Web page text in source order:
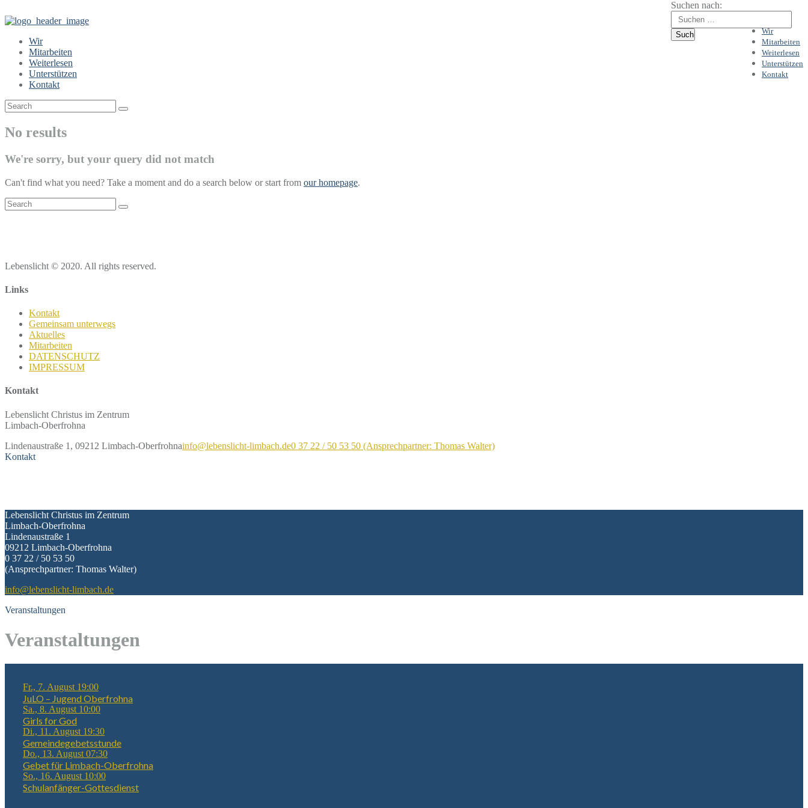
Wir
Mitarbeiten
Weiterlesen
Unterstützen
Kontakt
Suchen nach:
Wir
Mitarbeiten
Weiterlesen
Unterstützen
Kontakt
No results
We're sorry, but your query did not match
Can't find what you need? Take a moment and do a search below or start from our homepage.
Lebenslicht © 2020. All rights reserved.
Links
Kontakt
Gemeinsam unterwegs
Aktuelles
Mitarbeiten
DATENSCHUTZ
IMPRESSUM
Kontakt
Lebenslicht Christus im Zentrum
Limbach-Oberfrohna
Lindenaustraße 1, 09212 Limbach-Oberfrohnainfo@lebenslicht-limbach.de0 37 22 / 50 53 50 (Ansprechpartner: Thomas Walter)
Kontakt
Lebenslicht Christus im Zentrum
Limbach-Oberfrohna
Lindenaustraße 1
09212 Limbach-Oberfrohna
0 37 22 / 50 53 50
(Ansprechpartner: Thomas Walter)
info@lebenslicht-limbach.de
Veranstaltungen
Veranstaltungen
Fr., 7. August 19:00
JuLO – Jugend Oberfrohna
Sa., 8. August 10:00
Girls for God
Di., 11. August 19:30
Gemeindegebetsstunde
Do., 13. August 07:30
Gebet für Limbach-Oberfrohna
So., 16. August 10:00
Schulanfänger-Gottesdienst